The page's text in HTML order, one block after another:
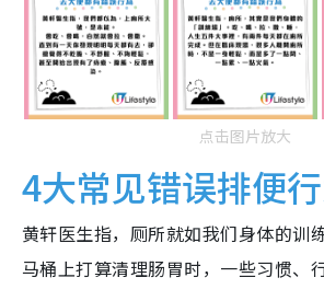
点击图片放大
4大常见错误排便
黄轩医生指，厕所就如我们身体的训
马桶上打算清理肠胃时，一些习惯、